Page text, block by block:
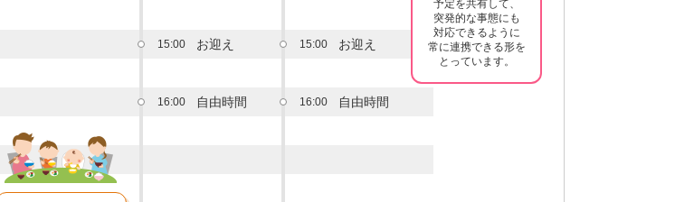
予定を共有して、
突発的な事態にも
対応できるように
常に連携できる形を
とっています。
15:00 お迎え 15:00 お迎え
16:00 自由時間 16:00 自由時間